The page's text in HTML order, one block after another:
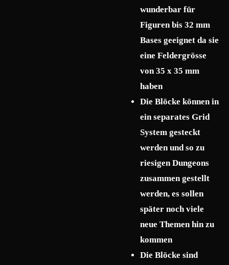
wunderbar für
Figuren bis 32 mm
Bases geeignet da sie
eine Feldergrösse
von 35 x 35 mm
haben
Die Blöcke können in
ein separates Grid
System gesteckt
werden und so zu
riesigen Dungeons
zusammen gestellt
werden, es sollen
später noch viele
neue Themen hin zu
kommen
Die Blöcke sind